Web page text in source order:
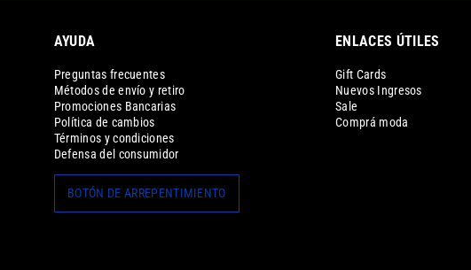
AYUDA
Preguntas frecuentes
Métodos de envío y retiro
Promociones Bancarias
Política de cambios
Términos y condiciones
Defensa del consumidor
BOTÓN DE ARREPENTIMIENTO
ENLACES ÚTILES
Gift Cards
Nuevos Ingresos
Sale
Comprá moda